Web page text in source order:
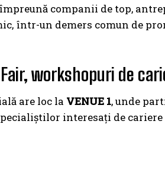
companii de top,
într-un demers comun de
Fair, workshopuri de
are loc la VENUE 1, unde
interesați de